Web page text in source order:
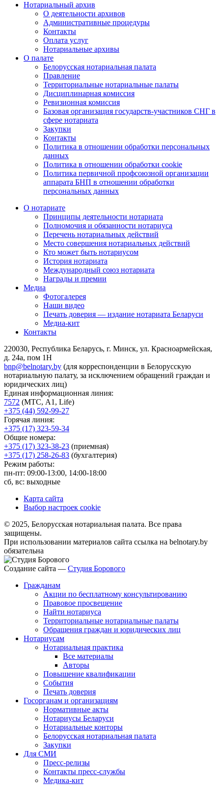
Нотариальный архив
О деятельности архивов
Административные процедуры
Контакты
Оплата услуг
Нотариальные архивы
О палате
Белорусская нотариальная палата
Правление
Территориальные нотариальные палаты
Дисциплинарная комиссия
Ревизионная комиссия
Базовая организация государств-участников СНГ в
сфере нотариата
Закупки
Контакты
Политика в отношении обработки персональных
данных
Политика в отношении обработки cookie
Политика первичной профсоюзной организации
аппарата БНП в отношении обработки
персональных данных
О нотариате
Принципы деятельности нотариата
Полномочия и обязанности нотариуса
Перечень нотариальных действий
Место совершения нотариальных действий
Кто может быть нотариусом
История нотариата
Международный союз нотариата
Награды и премии
Медиа
Фотогалерея
Наши видео
Печать доверия — издание нотариата Беларуси
Медиа-кит
Контакты
220030, Республика Беларусь, г. Минск, ул. Красноармейская,
д. 24а, пом 1Н
bnp@belnotary.by (для корреспонденции в Белорусскую
нотариальную палату, за исключением обращений граждан и
юридических лиц)
Единая информационная линия:
7572 (МТС, A1, Life)
+375 (44) 592-99-27
Горячая линия:
+375 (17) 323-59-34
Общие номера:
+375 (17) 323-38-23 (приемная)
+375 (17) 258-26-83 (бухгалтерия)
Режим работы:
пн-пт: 09:00-13:00, 14:00-18:00
сб, вс: выходные
Карта сайта
Выбор настроек cookie
© 2025, Белорусская нотариальная палата. Все права
защищены.
При использовании материалов сайта ссылка на belnotary.by
обязательна
Создание сайта — Студия Борового
Гражданам
Акции по бесплатному консультированию
Правовое просвещение
Найти нотариуса
Территориальные нотариальные палаты
Обращения граждан и юридических лиц
Нотариусам
Нотариальная практика
Все материалы
Авторы
Повышение квалификации
События
Печать доверия
Госорганам и организациям
Нормативные акты
Нотариусы Беларуси
Нотариальные конторы
Белорусская нотариальная палата
Закупки
Для СМИ
Пресс-релизы
Контакты пресс-службы
Медика-кит